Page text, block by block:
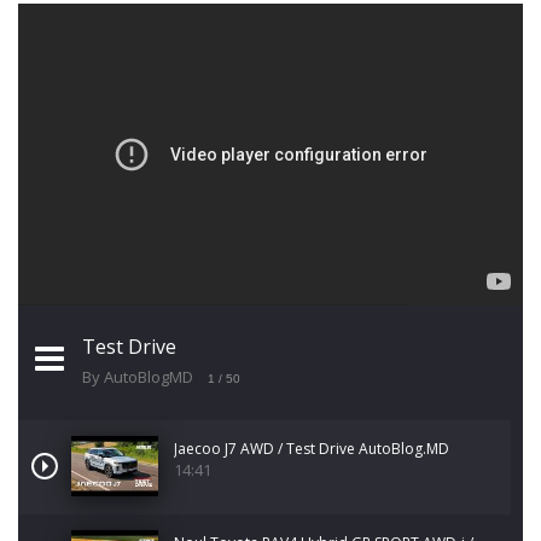
Test Drive
By AutoBlogMD 1 / 50
Jaecoo J7 AWD / Test Drive AutoBlog.MD
14:41